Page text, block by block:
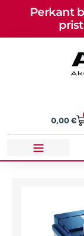
Perkant
0,00€